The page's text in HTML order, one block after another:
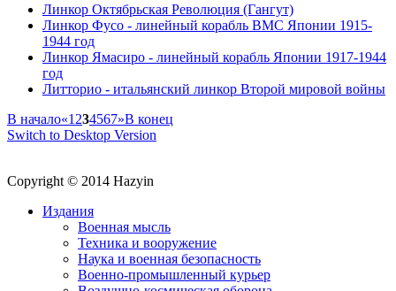
Линкор Октябрьская Революция (Гангут)
Линкор Фусо - линейный корабль ВМС Японии 1915-
1944 год
Линкор Ямасиро - линейный корабль Японии 1917-1944
год
Литторио - итальянский линкор Второй мировой войны
В начало«1 234567»В конец
Switch to Desktop Version
Copyright © 2014 Hazyin
Издания
Военная мысль
Техника и вооружение
Наука и военная безопасность
Военно-промышленный курьер